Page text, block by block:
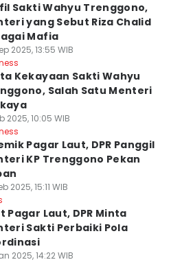
Sakti Wahyu Trenggono,
yang Sebut Riza Chalid
Mafia
2025, 13:55 WIB
Kekayaan Sakti Wahyu
Salah Satu Menteri
2025, 10:05 WIB
Pagar Laut, DPR Panggil
KP Trenggono Pekan
2025, 15:11 WIB
Pagar Laut, DPR Minta
Sakti Perbaiki Pola
2025, 14:22 WIB